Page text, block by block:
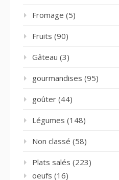
Fromage (5)
Fruits (90)
Gâteau (3)
gourmandises (95)
goûter (44)
Légumes (148)
Non classé (58)
Plats salés (223)
oeufs (16)